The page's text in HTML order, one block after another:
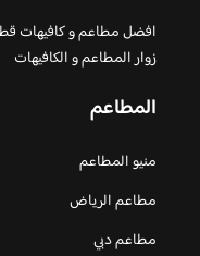
افضل مطاعم و كافيهات
زوار المطاعم و الكافيهات
المطاعم
منيو المطاعم
مطاعم الرياض
مطاعم دبي